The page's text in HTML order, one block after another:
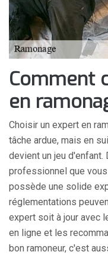
Comment
en
Choisir un expert en
tâche ardue, mais en
devient un jeu
professionnel que
possède une solide
réglementations
expert soit à jour avec
en ligne et les
bon ramoneur, c'est